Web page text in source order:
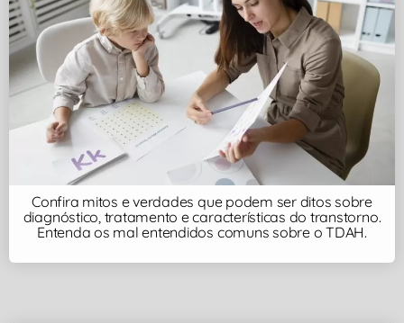
Confira mitos e verdades que podem ser ditos sobre
diagnóstico, tratamento e características do transtorno.
Entenda os mal entendidos comuns sobre o TDAH.